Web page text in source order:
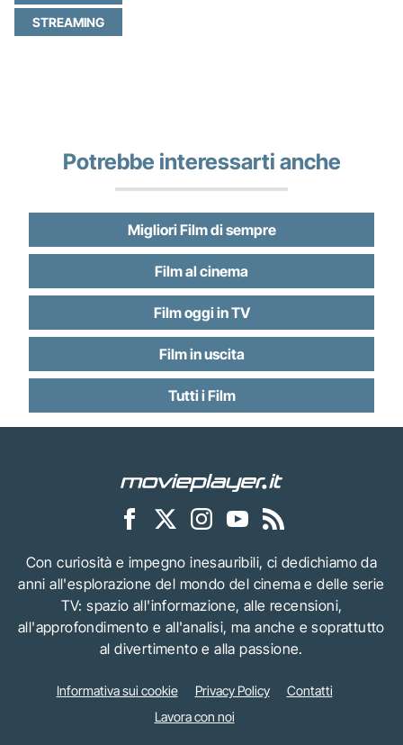
STREAMING
Potrebbe interessarti anche
Migliori Film di sempre
Film al cinema
Film oggi in TV
Film in uscita
Tutti i Film
Con curiosità e impegno inesauribili, ci dedichiamo da
anni all'esplorazione del mondo del cinema e delle serie
TV: spazio all'informazione, alle recensioni,
all'approfondimento e all'analisi, ma anche e soprattutto
al divertimento e alla passione.
Informativa sui cookie Privacy Policy
Contatti
Lavora con noi